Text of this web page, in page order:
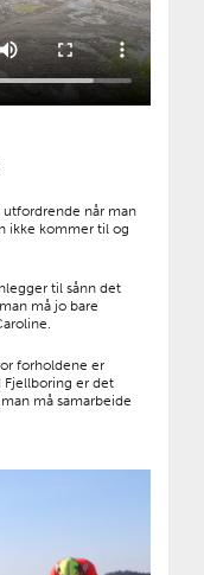
når man
ikke kommer til og
til sånn det
må jo bare
forholdene er
Fjellboring er det
må samarbeide